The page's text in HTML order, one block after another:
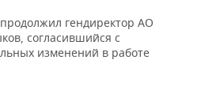
гендиректор АО
согласившийся с
изменений в работе